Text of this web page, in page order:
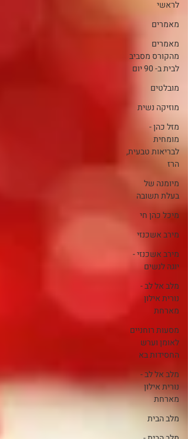
לראשי
מאמרים
מאמרים
מהקורס מסביב
לבית ב- 90 יום
מובלטים
מוזיקה נשית
מזל כהן -
מומחית
לבריאות טבעית,
הרז
מיומנה של
בעלת תשובה
מיכל כהן חי
מירב אשכנזי
מירב אשכנזי -
יוגה לנשים
מלב אל לב -
נורית אילון
מארחת
מסעות רוחניים
לאומן וערש
החסידות בא
מלב אל לב -
נורית אילון
מארחת
מלב הבית